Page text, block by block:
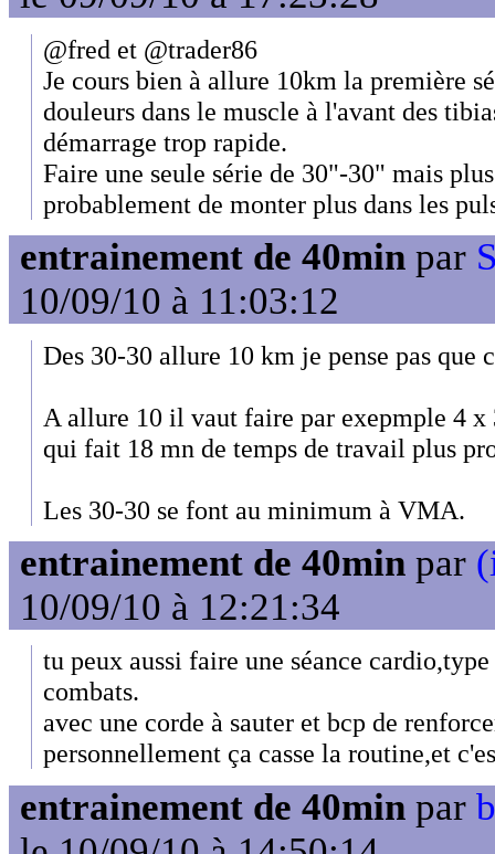
@fred et @trader86
Je cours bien à allure 10km la première
douleurs dans le muscle à l'avant des
démarrage trop rapide.
Faire une seule série de 30"-30" mais
probablement de monter plus dans les
entrainement de 40min par
10/09/10 à 11:03:12
Des 30-30 allure 10 km je pense pas que
A allure 10 il vaut faire par exepmple 4 x
qui fait 18 mn de temps de travail plus
Les 30-30 se font au minimum à VMA.
entrainement de 40min par
10/09/10 à 12:21:34
tu peux aussi faire une séance
combats.
avec une corde à sauter et bcp de
personnellement ça casse la routine,et
entrainement de 40min par